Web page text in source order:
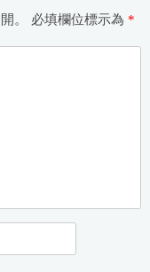
。 必填欄位標示為 *